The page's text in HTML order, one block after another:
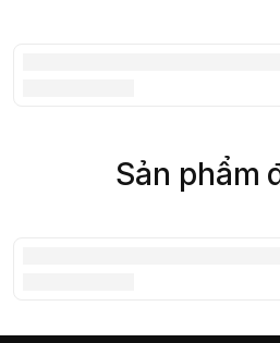
Sản phẩm